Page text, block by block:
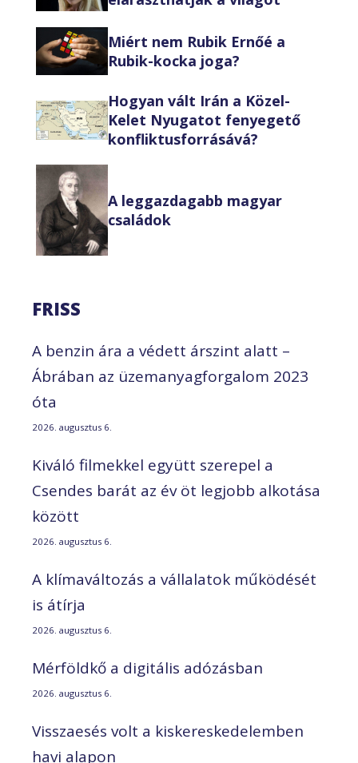
Miért nem Rubik Ernőé a
Rubik-kocka joga?
Hogyan vált Irán a Közel-
Kelet Nyugatot fenyegető
konfliktusforrásává?
A leggazdagabb magyar
családok
FRISS
A benzin ára a védett árszint alatt –
Ábrában az üzemanyagforgalom 2023
óta
2026. augusztus 6.
Kiváló filmekkel együtt szerepel a
Csendes barát az év öt legjobb alkotása
között
2026. augusztus 6.
A klímaváltozás a vállalatok működését
is átírja
2026. augusztus 6.
Mérföldkő a digitális adózásban
2026. augusztus 6.
Visszaesés volt a kiskereskedelemben
havi alapon